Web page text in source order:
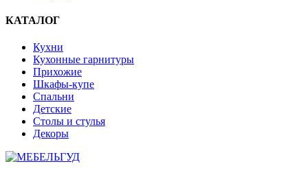
КАТАЛОГ
Кухни
Кухонные гарнитуры
Прихожие
Шкафы-купе
Спальни
Детские
Столы и стулья
Декоры